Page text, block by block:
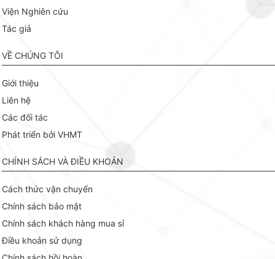
Viện Nghiên cứu
Tác giả
VỀ CHÚNG TÔI
Giới thiệu
Liên hệ
Các đối tác
Phát triển bởi VHMT
CHÍNH SÁCH VÀ ĐIỀU KHOẢN
Cách thức vận chuyển
Chính sách bảo mật
Chính sách khách hàng mua sỉ
Điều khoản sử dụng